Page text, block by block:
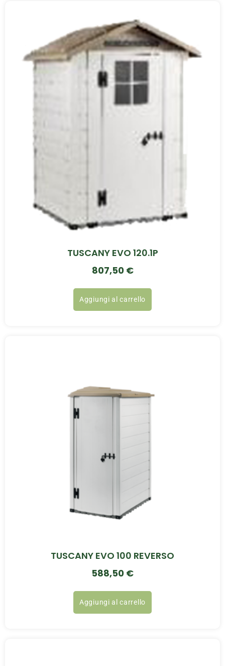
TUSCANY EVO 120.1P
807,50 €
Aggiungi al carrello
TUSCANY EVO 100 REVERSO
588,50 €
Aggiungi al carrello